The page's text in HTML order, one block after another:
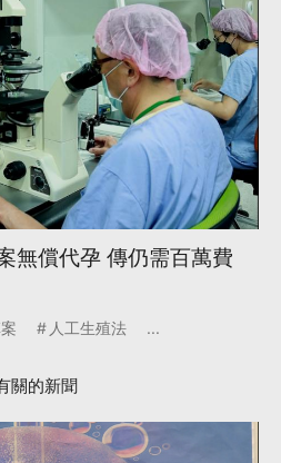
無償代孕 傳仍需百萬費
人工生殖法 ...
關的新聞